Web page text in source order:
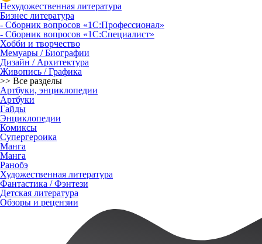
Нехудожественная литература
Бизнес литература
- Сборник вопросов «1С:Профессионал»
- Сборник вопросов «1С:Специалист»
Хобби и творчество
Мемуары / Биографии
Дизайн / Архитектура
Живопись / Графика
>> Все разделы
Артбуки, энциклопедии
Артбуки
Гайды
Энциклопедии
Комиксы
Супергероика
Манга
Манга
Ранобэ
Художественная литература
Фантастика / Фэнтези
Детская литература
Обзоры и рецензии